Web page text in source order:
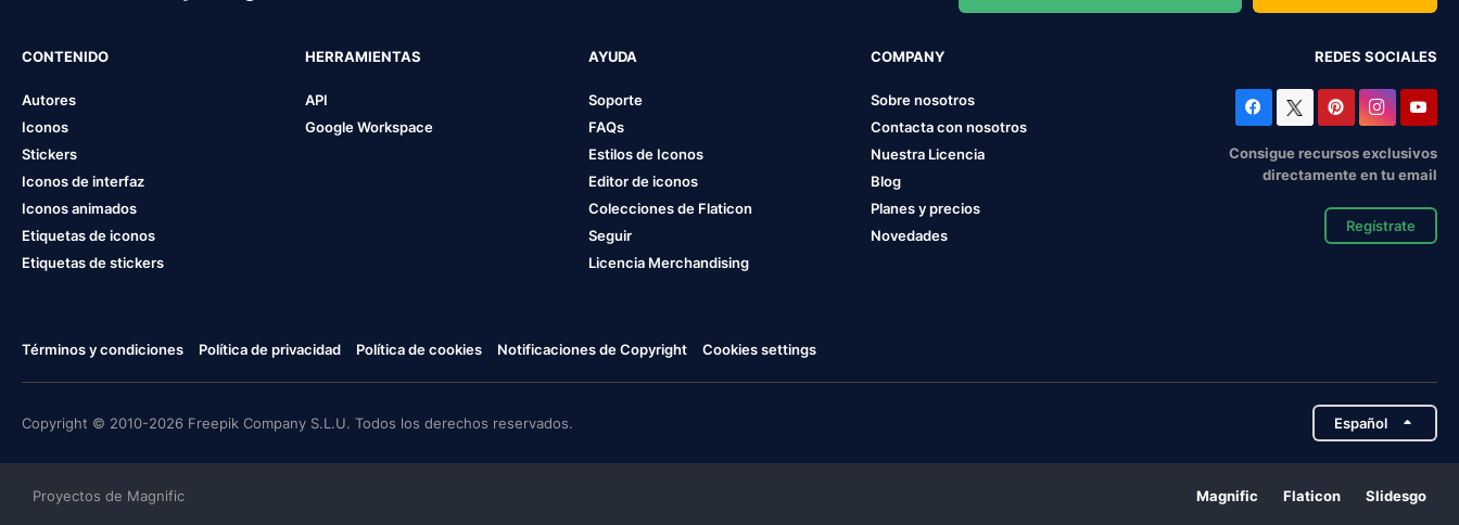
CONTENIDO
Autores
Iconos
Stickers
Iconos de interfaz
Iconos animados
Etiquetas de iconos
Etiquetas de stickers
HERRAMIENTAS
API
Google Workspace
AYUDA
Soporte
FAQs
Estilos de Iconos
Editor de iconos
Colecciones de Flaticon
Seguir
Licencia Merchandising
COMPANY
Sobre nosotros
Contacta con nosotros
Nuestra Licencia
Blog
Planes y precios
Novedades
REDES SOCIALES
Consigue recursos exclusivos
directamente en tu email
Regístrate
Términos y condiciones Política de privacidad Política de cookies Notificaciones de Copyright Cookies settings
Copyright © 2010-2026 Freepik Company S.L.U. Todos los derechos reservados. Español
Proyectos de Magnific Magnific Flaticon Slidesgo